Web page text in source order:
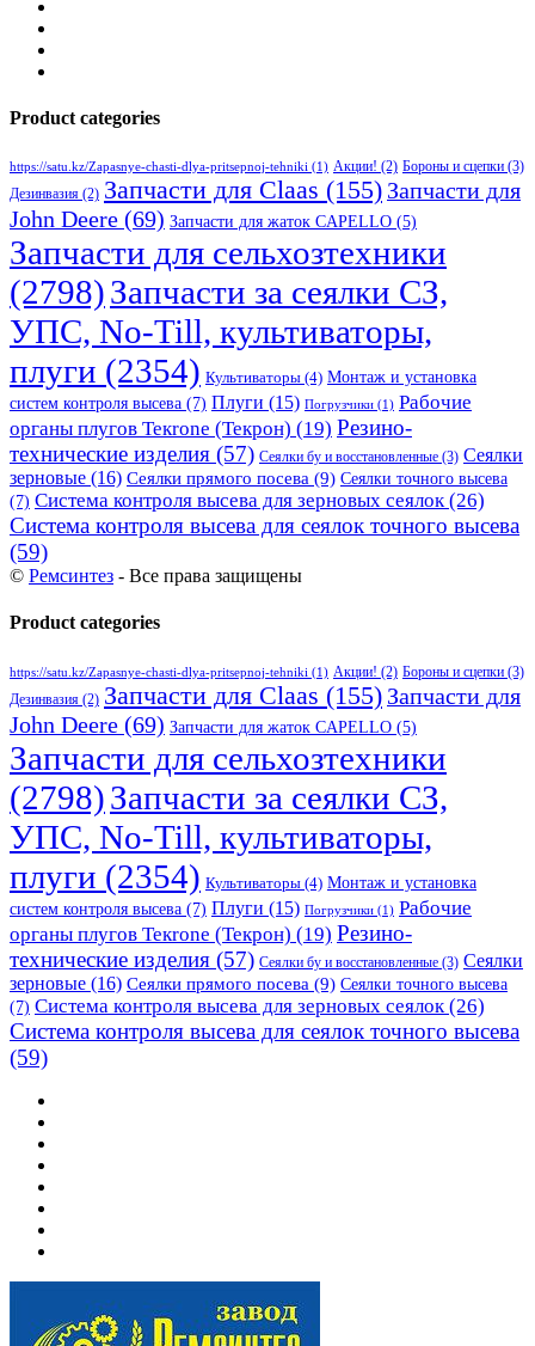
Product categories
https://satu.kz/Zapasnye-chasti-dlya-pritsepnoj-tehniki (1) Акции! (2) Бороны и сцепки (3)
Дезинвазия (2) Запчасти для Claas (155) Запчасти для
John Deere (69) Запчасти для жаток CAPELLO (5)
Запчасти для сельхозтехники
(2798)Запчасти за сеялки СЗ,
УПС, No-Till, культиваторы,
плуги (2354) Культиваторы (4) Монтаж и установка
систем контроля высева (7) Плуги (15) Погрузчики (1) Рабочие
органы плугов Текrоne (Текрон) (19) Резино-
технические изделия (57) Сеялки бу и восстановленные (3) Сеялки
зерновые (16) Сеялки прямого посева (9) Сеялки точного высева
(7) Система контроля высева для зерновых сеялок(26)
Система контроля высева для сеялок точного высева
(59)
© Ремсинтез - Все права защищены
Product categories
https://satu.kz/Zapasnye-chasti-dlya-pritsepnoj-tehniki (1) Акции! (2) Бороны и сцепки (3)
Дезинвазия (2) Запчасти для Claas (155) Запчасти для
John Deere (69) Запчасти для жаток CAPELLO (5)
Запчасти для сельхозтехники
(2798)Запчасти за сеялки СЗ,
УПС, No-Till, культиваторы,
плуги (2354) Культиваторы (4) Монтаж и установка
систем контроля высева (7) Плуги (15) Погрузчики (1) Рабочие
органы плугов Текrоne (Текрон) (19) Резино-
технические изделия (57) Сеялки бу и восстановленные (3) Сеялки
зерновые (16) Сеялки прямого посева (9) Сеялки точного высева
(7) Система контроля высева для зерновых сеялок (26)
Система контроля высева для сеялок точного высева
(59)